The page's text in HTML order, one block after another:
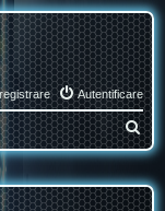
Autentificare
C
ă
u
t